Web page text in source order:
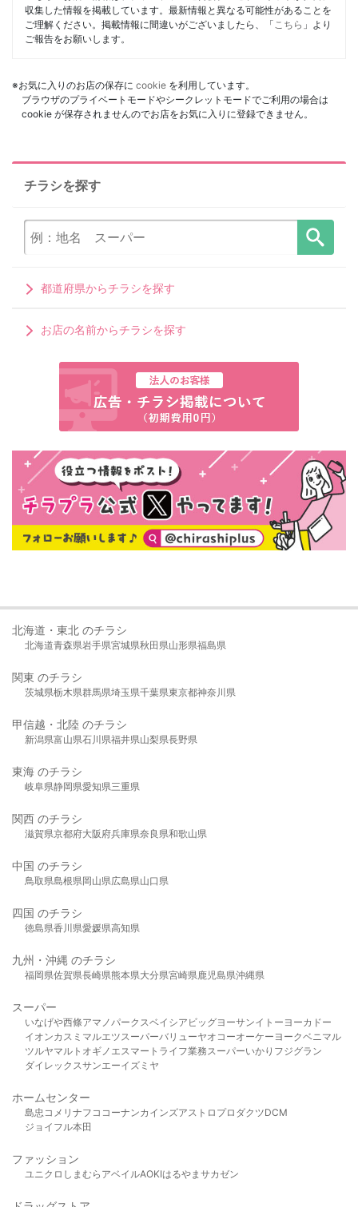
収集した情報を掲載しています。最新情報と異なる可能性があることを
ご理解ください。掲載情報に間違いがございましたら、「 こちら 」より
ご報告をお願いします。
※お気に入りのお店の保存に cookie を利用しています。
ブラウザのプライベートモードやシークレットモードでご利用の場合は
cookie が保存されませんのでお店をお気に入りに登録できません。
チラシを探す
都道府県からチラシを探す
お店の名前からチラシを探す
北海道・東北 のチラシ
北海道青森県岩手県宮城県秋田県山形県福島県
関東 のチラシ
茨城県栃木県群馬県埼玉県千葉県東京都神奈川県
甲信越・北陸 のチラシ
新潟県富山県石川県福井県山梨県長野県
東海 のチラシ
岐阜県静岡県愛知県三重県
関西 のチラシ
滋賀県京都府大阪府兵庫県奈良県和歌山県
中国 のチラシ
鳥取県島根県岡山県広島県山口県
四国 のチラシ
徳島県香川県愛媛県高知県
九州・沖縄 のチラシ
福岡県佐賀県長崎県熊本県大分県宮崎県鹿児島県沖縄県
スーパー
いなげや西條アマノパークスベイシア ビッグヨーサンイトーヨーカドー
イオンカスミ マルエツスーパーバリューヤオコーオーケー ヨークベニマル
ツルヤマルト オギノ エスマート ライフ業務スーパーいかり フジグラン
ダイレックスサンエーイズミヤ
ホームセンター
島忠 コメリ ナフコ コーナンカインズアストロプロダクツDCM
ジョイフル本田
ファッション
ユニクロ しまむら アベイルAOKIはるやま サカゼン